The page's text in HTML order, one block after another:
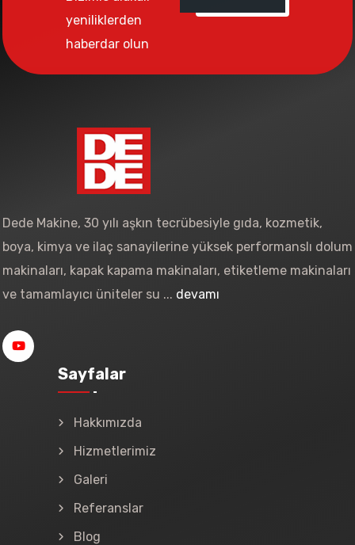
yeniliklerden
haberdar olun
Dede Makine, 30 yılı aşkın tecrübesiyle gıda, kozmetik,
boya, kimya ve ilaç sanayilerine yüksek performanslı dolum
makinaları, kapak kapama makinaları, etiketleme makinaları
ve tamamlayıcı üniteler su ... devamı
Sayfalar
Hakkımızda
Hizmetlerimiz
Galeri
Referanslar
Blog